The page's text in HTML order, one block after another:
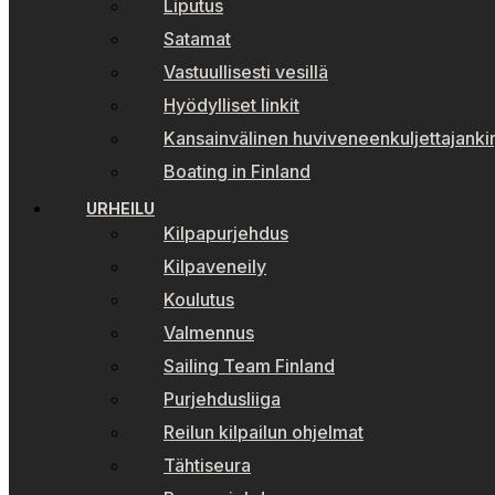
Liputus
Satamat
Vastuullisesti vesillä
Hyödylliset linkit
Kansainvälinen
Boating in Finland
URHEILU
Kilpapurjehdus
Kilpaveneily
Koulutus
Valmennus
Sailing Team Finland
Purjehdusliiga
Reilun kilpailun ohjelmat
Tähtiseura